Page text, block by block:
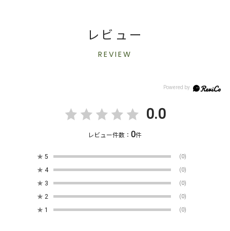
レビュー
REVIEW
0.0
レビュー件数：0件
★ 5 (0)
★ 4 (0)
★ 3 (0)
★ 2 (0)
★ 1 (0)